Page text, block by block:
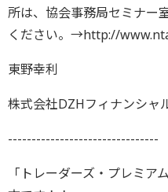
所は、協会事務局セミナー
ください。→http://
東野幸利
株式会社DZHフィナンシャ
--------------------------------
「トレーダーズ・プレミ